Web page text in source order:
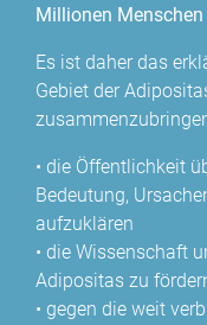
Millionen
Es ist daher das
Gebiet der
• die Öffentlichkeit
Bedeutung,
aufzuklären
• die Wissenschaft
Adipositas zu
• gegen die weit